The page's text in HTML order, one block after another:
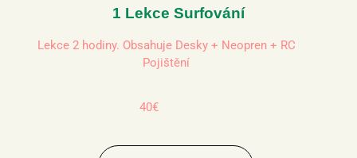
1 Lekce Surfování
Lekce 2 hodiny. Obsahuje Desky + Neopren + RC
Pojištění
40€